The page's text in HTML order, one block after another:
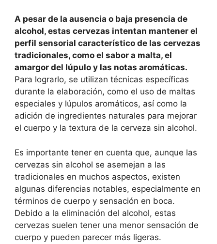
A pesar de la ausencia o baja presencia de
alcohol, estas cervezas intentan mantener el
perfil sensorial característico de las cervezas
tradicionales, como el sabor a malta, el
amargor del lúpulo y las notas aromáticas.
Para lograrlo, se utilizan técnicas específicas
durante la elaboración, como el uso de maltas
especiales y lúpulos aromáticos, así como la
adición de ingredientes naturales para mejorar
el cuerpo y la textura de la cerveza sin alcohol.
Es importante tener en cuenta que, aunque las
cervezas sin alcohol se asemejan a las
tradicionales en muchos aspectos, existen
algunas diferencias notables, especialmente en
términos de cuerpo y sensación en boca.
Debido a la eliminación del alcohol, estas
cervezas suelen tener una menor sensación de
cuerpo y pueden parecer más ligeras.